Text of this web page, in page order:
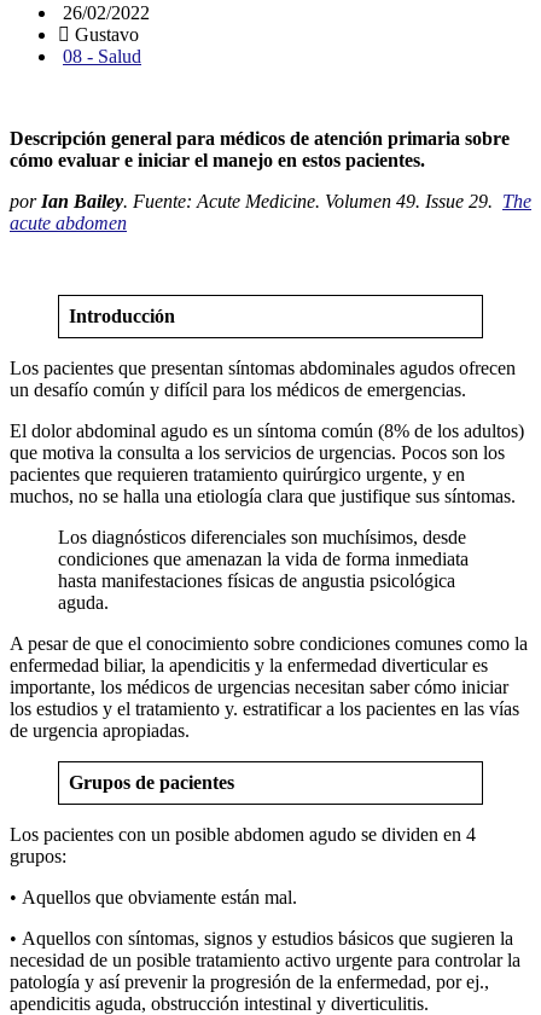
26/02/2022
Gustavo
08 - Salud
Descripción general para médicos de atención primaria sobre
cómo evaluar e iniciar el manejo en estos pacientes.
por Ian Bailey. Fuente: Acute Medicine. Volumen 49. Issue 29. The
acute abdomen
Introducción
Los pacientes que presentan síntomas abdominales agudos ofrecen
un desafío común y difícil para los médicos de emergencias.
El dolor abdominal agudo es un síntoma común (8% de los adultos)
que motiva la consulta a los servicios de urgencias. Pocos son los
pacientes que requieren tratamiento quirúrgico urgente, y en
muchos, no se halla una etiología clara que justifique sus síntomas.
Los diagnósticos diferenciales son muchísimos, desde
condiciones que amenazan la vida de forma inmediata
hasta manifestaciones físicas de angustia psicológica
aguda.
A pesar de que el conocimiento sobre condiciones comunes como la
enfermedad biliar, la apendicitis y la enfermedad diverticular es
importante, los médicos de urgencias necesitan saber cómo iniciar
los estudios y el tratamiento y. estratificar a los pacientes en las vías
de urgencia apropiadas.
Grupos de pacientes
Los pacientes con un posible abdomen agudo se dividen en 4
grupos:
• Aquellos que obviamente están mal.
• Aquellos con síntomas, signos y estudios básicos que sugieren la
necesidad de un posible tratamiento activo urgente para controlar la
patología y así prevenir la progresión de la enfermedad, por ej.,
apendicitis aguda, obstrucción intestinal y diverticulitis.